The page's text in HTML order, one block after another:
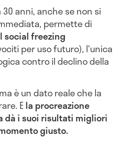
anni, anche se non si
permette di
social freezing
per uso futuro), l'unica
contro il declino della
è un dato reale che la
Ela procreazione
dà i suoi risultati migliori
giusto.